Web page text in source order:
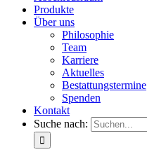
Produkte
Über uns
Philosophie
Team
Karriere
Aktuelles
Bestattungstermine
Spenden
Kontakt
Suche nach: